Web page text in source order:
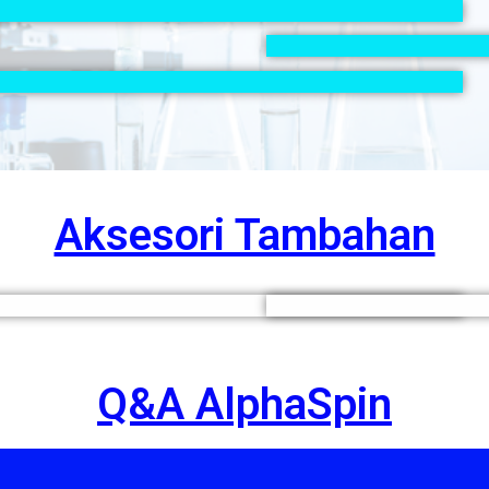
Aksesori Tambahan
Q&A AlphaSpin